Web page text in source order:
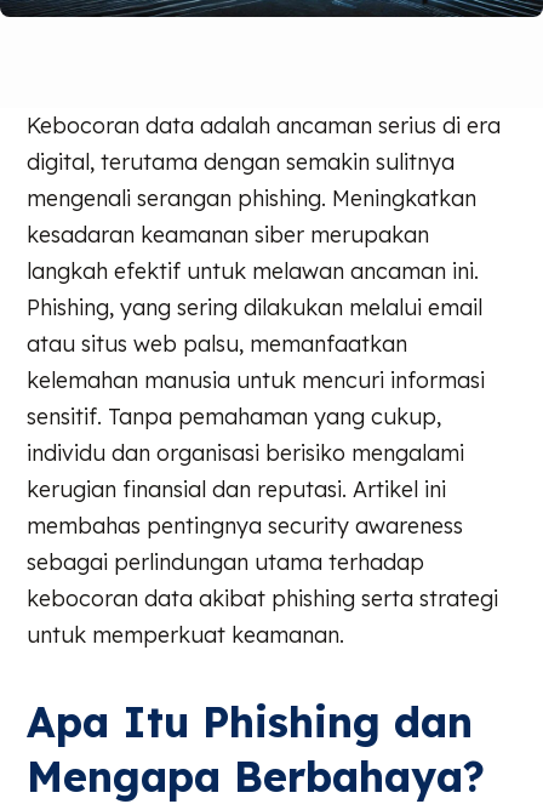
Kebocoran data adalah ancaman serius di era
digital, terutama dengan semakin sulitnya
mengenali serangan phishing. Meningkatkan
kesadaran keamanan siber merupakan
langkah efektif untuk melawan ancaman ini.
Phishing, yang sering dilakukan melalui email
atau situs web palsu, memanfaatkan
kelemahan manusia untuk mencuri informasi
sensitif. Tanpa pemahaman yang cukup,
individu dan organisasi berisiko mengalami
kerugian finansial dan reputasi. Artikel ini
membahas pentingnya security awareness
sebagai perlindungan utama terhadap
kebocoran data akibat phishing serta strategi
untuk memperkuat keamanan.
Apa Itu Phishing dan
Mengapa Berbahaya?